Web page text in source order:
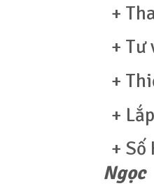
+
+ Tư
+
+
+
Ngọc